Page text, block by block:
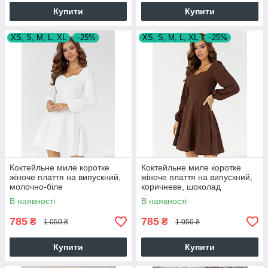
Купити Купити
XS, S, M, L, XL –25%
Коктейльне миле коротке
жіноче плаття на випускний,
молочно-біле
В наявності
785 ₴ 1 050 ₴
Купити
XS, S, M, L, XL –25%
Коктейльне миле коротке
жіноче плаття на випускний,
коричневе, шоколад
В наявності
785 ₴ 1 050 ₴
Купити